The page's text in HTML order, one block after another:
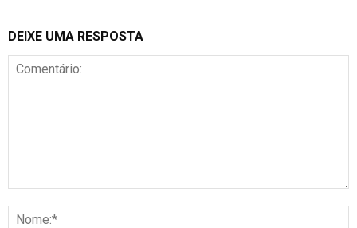
DEIXE UMA RESPOSTA